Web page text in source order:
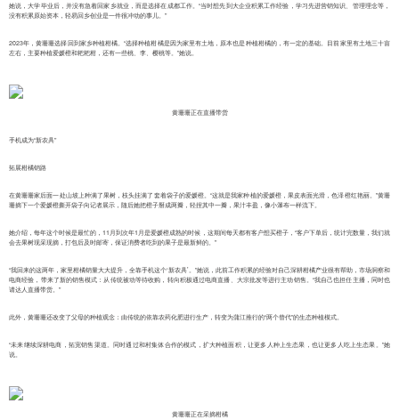
她说，大学毕业后，并没有急着回家乡就业，而是选择在成都工作。“当时想先到大企业积累工作经验，学习先进营销知识、管理理念等，
没有积累原始资本，轻易回乡创业是一件很冲动的事儿。”
2023年，黄珊珊选择回到家乡种植柑橘。“选择种植柑橘是因为家里有土地，原本也是种植柑橘的，有一定的基础。目前家里有土地三十亩
左右，主要种植爱媛橙和耙耙柑，还有一些桃、李、樱桃等。”她说。
黄珊珊正在直播带货
手机成为“新农具”
拓展柑橘销路
在黄珊珊家后面一处山坡上种满了果树，枝头挂满了套着袋子的爱媛橙。“这就是我家种植的爱媛橙，果皮表面光滑，色泽橙红艳丽。”黄珊
珊摘下一个爱媛橙撕开袋子向记者展示，随后她把橙子掰成两瓣，轻捏其中一瓣，果汁丰盈，像小瀑布一样流下。
她介绍，每年这个时候是最忙的，11月到次年1月是爱媛橙成熟的时候，这期间每天都有客户想买橙子，“客户下单后，统计完数量，我们就
会去果树现采现摘，打包后及时邮寄，保证消费者吃到的果子是最新鲜的。”
“我回来的这两年，家里柑橘销量大大提升，全靠手机这个‘新农具’。”她说，此前工作积累的经验对自己深耕柑橘产业很有帮助，市场洞察和
电商经验，带来了新的销售模式：从传统被动等待收购，转向积极通过电商直播、大宗批发等进行主动销售。“我自己也担任主播，同时也
请达人直播带货。”
此外，黄珊珊还改变了父母的种植观念：由传统的依靠农药化肥进行生产，转变为蒲江推行的“两个替代”的生态种植模式。
“未来继续深耕电商，拓宽销售渠道。同时通过和村集体合作的模式，扩大种植面积，让更多人种上生态果，也让更多人吃上生态果。”她
说。
黄珊珊正在采摘柑橘